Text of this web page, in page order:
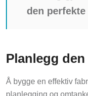
den
Planlegg
Å bygge en effektiv
planlegging og